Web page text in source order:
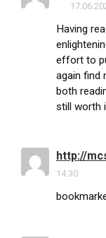
Having
effort to
again find
both
still worth
http://
14:30